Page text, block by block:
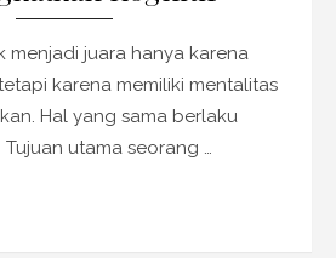
menjadi juara hanya karena
karena memiliki mentalitas
Hal yang sama berlaku
utama seorang …